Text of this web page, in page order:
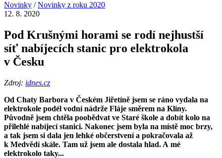
Novinky /Novinky z roku 2020
12. 8. 2020
Pod Krušnými horami se rodí nejhustší
síť nabíjecích stanic pro elektrokola
v Česku
Zdroj: idnes.cz
Od Chaty Barbora v Českém Jiřetíně jsem se ráno vydala na
elektrokole podél vodní nádrže Fláje směrem na Klíny.
Původně jsem chtěla poobědvat ve Staré škole a dobít kolo na
přilehlé nabíjecí stanici. Nakonec jsem byla na místě moc brzy,
a tak jsem si dala jen lehké občerstvení a pokračovala až
k Medvědí skále. Tam už jsem ale dostala hlad. A mé
elektrokolo taky...